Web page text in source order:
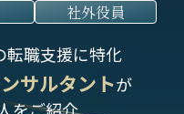
社外役員
転職支援に特化
サルタントが